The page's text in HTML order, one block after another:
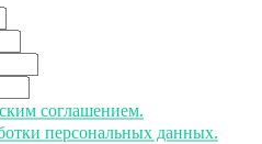
соглашением.
персональных данных.